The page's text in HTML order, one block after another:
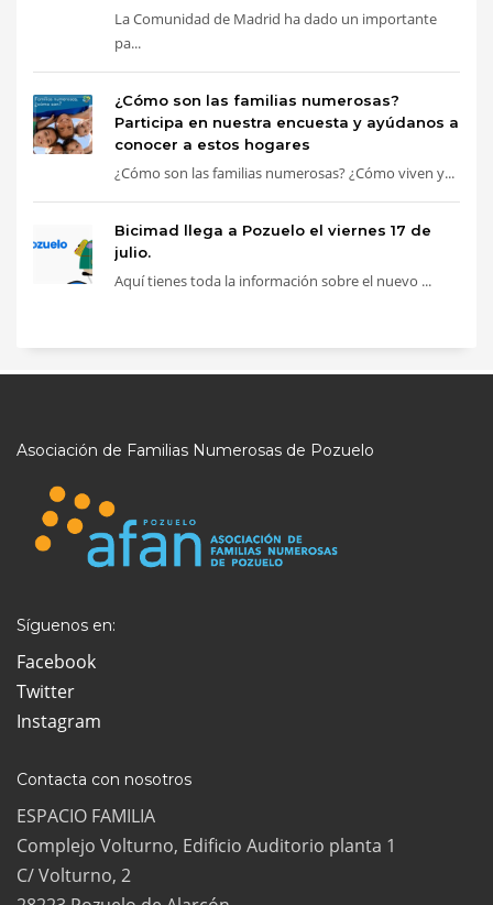
La Comunidad de Madrid ha dado un importante
pa...
¿Cómo son las familias numerosas?
Participa en nuestra encuesta y ayúdanos a
conocer a estos hogares
¿Cómo son las familias numerosas? ¿Cómo viven y...
Bicimad llega a Pozuelo el viernes 17 de
julio.
Aquí tienes toda la información sobre el nuevo ...
Asociación de Familias Numerosas de Pozuelo
Síguenos en:
Facebook
Twitter
Instagram
Contacta con nosotros
ESPACIO FAMILIA
Complejo Volturno, Edificio Auditorio planta 1
C/ Volturno, 2